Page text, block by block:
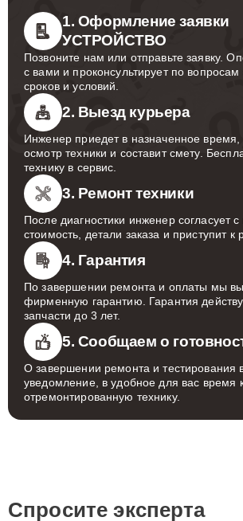
1. Оформление заявки
УСТРОЙСТВО
Позвоните нам или отправьте заявку.
с вами и проконсультирует по вопросам
сроков и условий.
2. Выезд курьера
Инженер приедет в назначенное время,
осмотр техники и составит смету.
технику в сервис.
3. Ремонт техники
После диагностики инженер согласует с
стоимость, детали заказа и приступит к
4. Гарантия
По завершении ремонта и оплаты мы
фирменную гарантию. Гарантия
запчасти до 3 лет.
5. Сообщаем о
О завершении ремонта и тестирования
уведомление, в удобное для вас время
отремонтированную технику.
Спросите эксперта